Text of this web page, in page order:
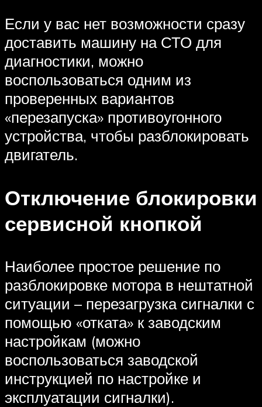
Если у вас нет возможности сразу
доставить машину на СТО для
диагностики, можно
воспользоваться одним из
проверенных вариантов
«перезапуска» противоугонного
устройства, чтобы разблокировать
двигатель.
Отключение блокировки
сервисной кнопкой
Наиболее простое решение по
разблокировке мотора в нештатной
ситуации – перезагрузка сигналки с
помощью «отката» к заводским
настройкам (можно
воспользоваться заводской
инструкцией по настройке и
эксплуатации сигналки).